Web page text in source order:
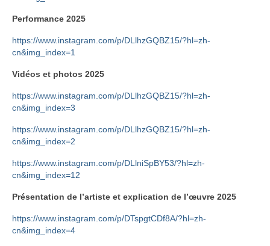
Performance 2025
https://www.instagram.com/p/DLlhzGQBZ15/?hl=zh-
cn&img_index=1
Vidéos et photos 2025
https://www.instagram.com/p/DLlhzGQBZ15/?hl=zh-
cn&img_index=3
https://www.instagram.com/p/DLlhzGQBZ15/?hl=zh-
cn&img_index=2
https://www.instagram.com/p/DLlniSpBY53/?hl=zh-
cn&img_index=12
Présentation de l’artiste et explication de l’œuvre 2025
https://www.instagram.com/p/DTspgtCDf8A/?hl=zh-
cn&img_index=4